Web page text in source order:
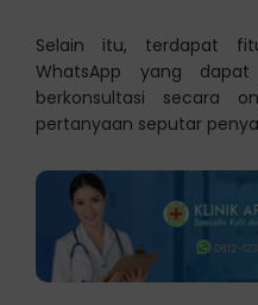
Selain itu, terdapat
WhatsApp yang
berkonsultasi secara
pertanyaan seputar